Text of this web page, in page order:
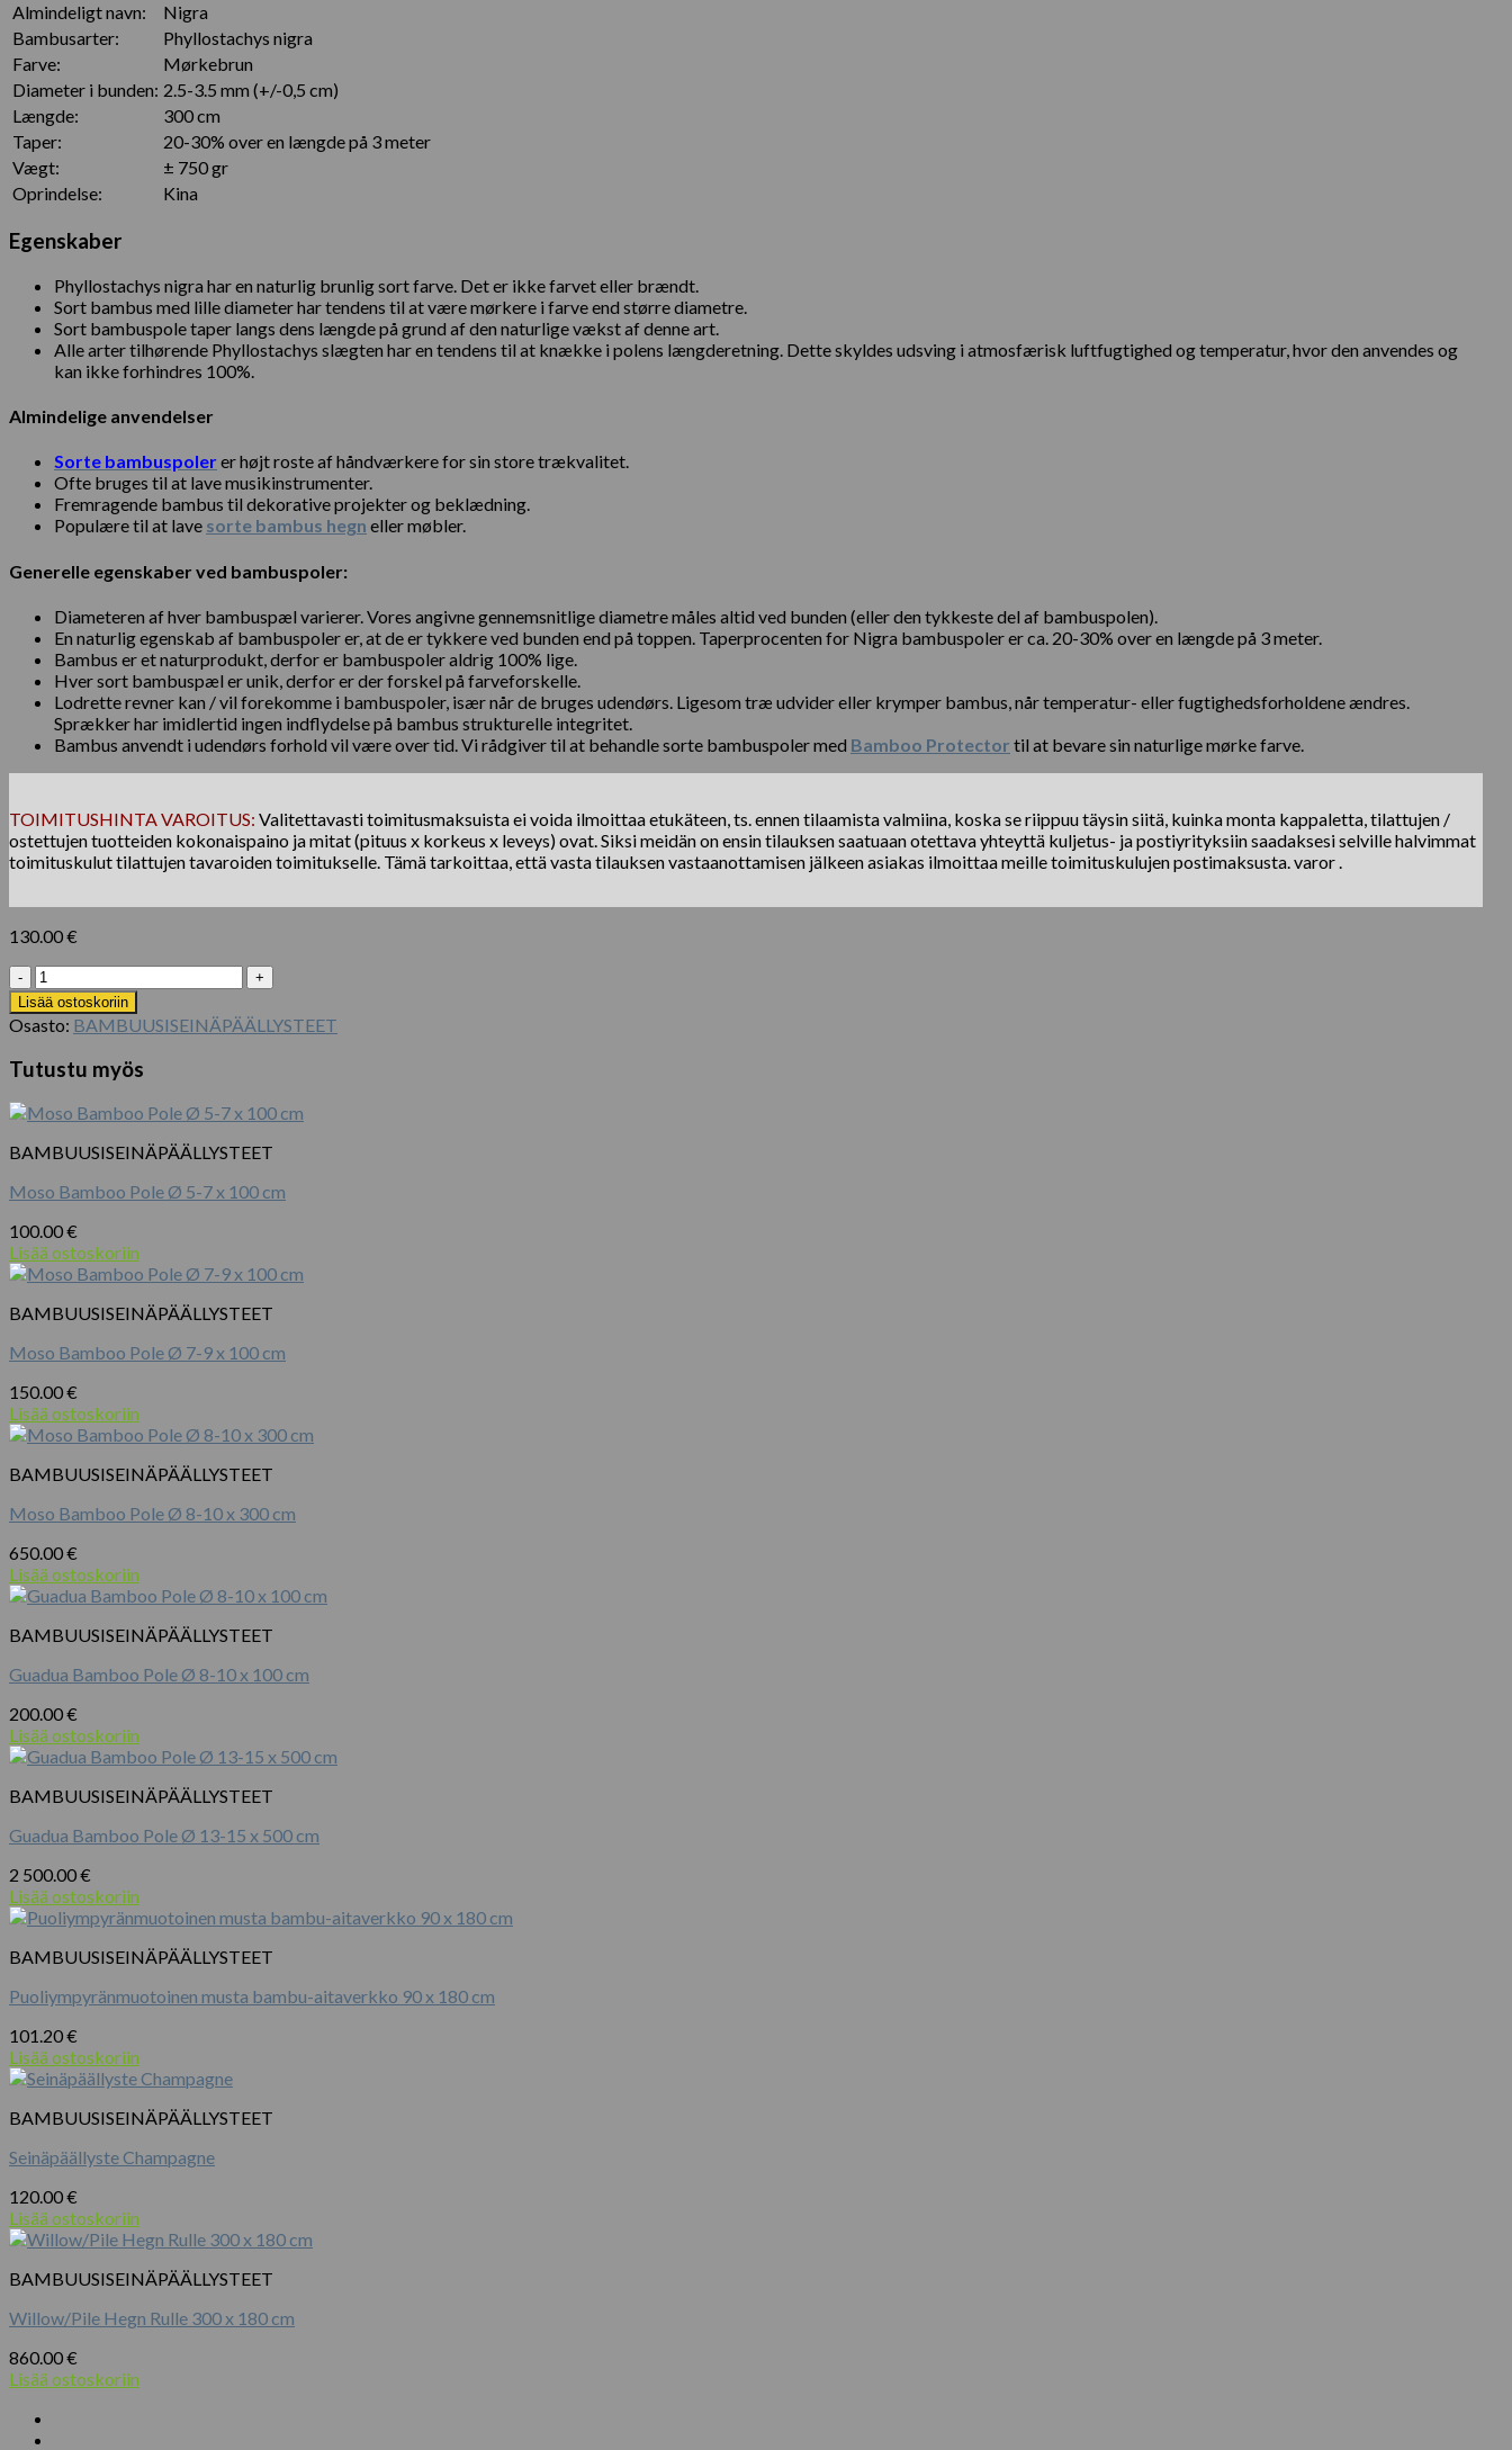
Almindeligt navn:
Nigra
Bambusarter:
Phyllostachys nigra
Farve:
Mørkebrun
Diameter i bunden: 2.5-3.5 mm (+/-0,5 cm)
Længde:
300 cm
Taper:
20-30% over en længde på 3 meter
Vægt:
± 750 gr
Oprindelse:
Kina
Egenskaber
Phyllostachys nigra har en naturlig brunlig sort farve. Det er ikke farvet eller brændt.
Sort bambus med lille diameter har tendens til at være mørkere i farve end større diametre.
Sort bambuspole taper langs dens længde på grund af den naturlige vækst af denne art.
Alle arter tilhørende Phyllostachys slægten har en tendens til at knække i polens længderetning. Dette skyldes udsving i atmosfærisk luftfugtighed og temperatur, hvor den anvendes og
kan ikke forhindres 100%.
Almindelige anvendelser
Sorte bambuspolerer højt roste af håndværkere for sin store trækvalitet.
Ofte bruges til at lave musikinstrumenter.
Fremragende bambus til dekorative projekter og beklædning.
Populære til at lave sorte bambus hegn eller møbler.
Generelle egenskaber ved bambuspoler:
Diameteren af hver bambuspæl varierer. Vores angivne gennemsnitlige diametre måles altid ved bunden (eller den tykkeste del af bambuspolen).
En naturlig egenskab af bambuspoler er, at de er tykkere ved bunden end på toppen. Taperprocenten for Nigra bambuspoler er ca. 20-30% over en længde på 3 meter.
Bambus er et naturprodukt, derfor er bambuspoler aldrig 100% lige.
Hver sort bambuspæl er unik, derfor er der forskel på farveforskelle.
Lodrette revner kan / vil forekomme i bambuspoler, især når de bruges udendørs. Ligesom træ udvider eller krymper bambus, når temperatur- eller fugtighedsforholdene ændres.
Sprækker har imidlertid ingen indflydelse på bambus strukturelle integritet.
Bambus anvendt i udendørs forhold vil være over tid. Vi rådgiver til at behandle sorte bambuspoler med Bamboo Protector til at bevare sin naturlige mørke farve.
TOIMITUSHINTA VAROITUS: Valitettavasti toimitusmaksuista ei voida ilmoittaa etukäteen, ts. ennen tilaamista valmiina, koska se riippuu täysin siitä, kuinka monta kappaletta, tilattujen /
ostettujen tuotteiden kokonaispaino ja mitat (pituus x korkeus x leveys) ovat. Siksi meidän on ensin tilauksen saatuaan otettava yhteyttä kuljetus- ja postiyrityksiin saadaksesi selville halvimmat
toimituskulut tilattujen tavaroiden toimitukselle. Tämä tarkoittaa, että vasta tilauksen vastaanottamisen jälkeen asiakas ilmoittaa meille toimituskulujen postimaksusta. varor .
130.00€
Nigra
Black
Bamboo
Pole
Ø
2.50-
3.50
x
300
cm
määrä
Lisää ostoskoriin
Osasto: BAMBUUSISEINÄPÄÄLLYSTEET
Tutustu myös
BAMBUUSISEINÄPÄÄLLYSTEET
Moso Bamboo Pole Ø 5-7 x 100 cm
100.00€
Lisää ostoskoriin
BAMBUUSISEINÄPÄÄLLYSTEET
Moso Bamboo Pole Ø 7-9 x 100 cm
150.00€
Lisää ostoskoriin
BAMBUUSISEINÄPÄÄLLYSTEET
Moso Bamboo Pole Ø 8-10 x 300 cm
650.00€
Lisää ostoskoriin
BAMBUUSISEINÄPÄÄLLYSTEET
Guadua Bamboo Pole Ø 8-10 x 100 cm
200.00€
Lisää ostoskoriin
BAMBUUSISEINÄPÄÄLLYSTEET
Guadua Bamboo Pole Ø 13-15 x 500 cm
2 500.00€
Lisää ostoskoriin
BAMBUUSISEINÄPÄÄLLYSTEET
Puoliympyränmuotoinen musta bambu-aitaverkko 90 x 180 cm
101.20€
Lisää ostoskoriin
BAMBUUSISEINÄPÄÄLLYSTEET
Seinäpäällyste Champagne
120.00€
Lisää ostoskoriin
BAMBUUSISEINÄPÄÄLLYSTEET
Willow/Pile Hegn Rulle 300 x 180 cm
860.00€
Lisää ostoskoriin